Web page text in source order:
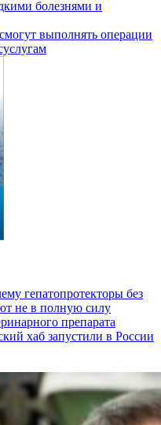
болезнями и
выполнять операции
гепатопротекторы без
не в полную силу
препарата
хаб запустили в России